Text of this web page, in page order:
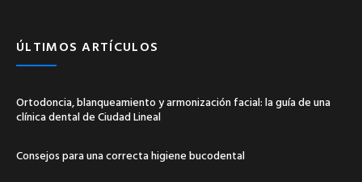
ÚLTIMOS ARTÍCULOS
Ortodoncia, blanqueamiento y armonización facial: la guía de una
clínica dental de Ciudad Lineal
Consejos para una correcta higiene bucodental